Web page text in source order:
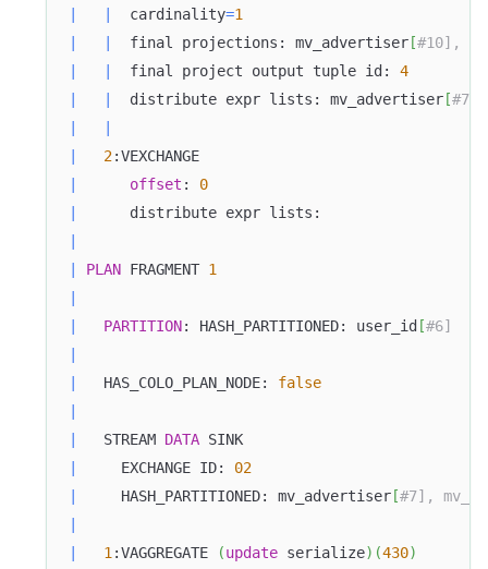
  cardinality
=1
  final projections: mv_advertiser
[#10],
  final project output tuple id:
4
  distribute expr lists: mv_advertiser
[
2
offset : 0
PLAN FRAGMENT 1
PARTITION: HASH_PARTITIONED: user_id [#6]
   HAS_COLO_PLAN_NODE:
false
   STREAM
DATA
     EXCHANGE ID:
02
     HASH_PARTITIONED: mv_advertiser
[#7],
1 :VAGGREGATE (update serialize) (430)